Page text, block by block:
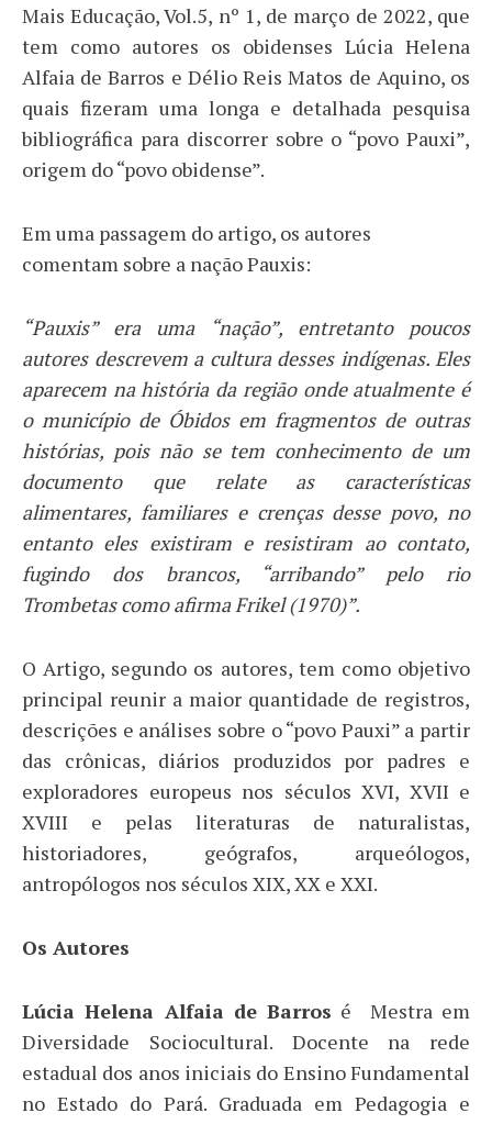
Mais Educação, Vol.5, nº 1, de março de 2022, que
tem como autores os obidenses Lúcia Helena
Alfaia de Barros e Délio Reis Matos de Aquino, os
quais fizeram uma longa e detalhada pesquisa
bibliográfica para discorrer sobre o “povo Pauxi”,
origem do “povo obidense”.
Em uma passagem do artigo, os autores
comentam sobre a nação Pauxis:
“Pauxis” era uma “nação”, entretanto poucos
autores descrevem a cultura desses indígenas. Eles
aparecem na história da região onde atualmente é
o município de Óbidos em fragmentos de outras
histórias, pois não se tem conhecimento de um
documento que relate as características
alimentares, familiares e crenças desse povo, no
entanto eles existiram e resistiram ao contato,
fugindo dos brancos, “arribando” pelo rio
Trombetas como afirma Frikel (1970)”.
O Artigo, segundo os autores, tem como objetivo
principal reunir a maior quantidade de registros,
descrições e análises sobre o “povo Pauxi” a partir
das crônicas, diários produzidos por padres e
exploradores europeus nos séculos XVI, XVII e
XVIII e pelas literaturas de naturalistas,
historiadores, geógrafos, arqueólogos,
antropólogos nos séculos XIX, XX e XXI.
Os Autores
Lúcia Helena Alfaia de Barros é Mestra em
Diversidade Sociocultural. Docente na rede
estadual dos anos iniciais do Ensino Fundamental
no Estado do Pará. Graduada em Pedagogia e